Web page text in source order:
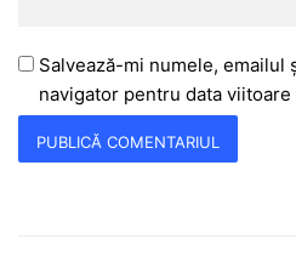
Salvează-mi numele,
navigator pentru data